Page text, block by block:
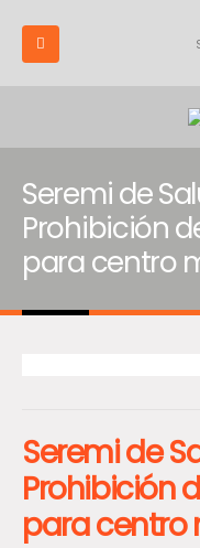
Seremi de
Prohibición
para centro
Seremi de
Prohibición
para centro